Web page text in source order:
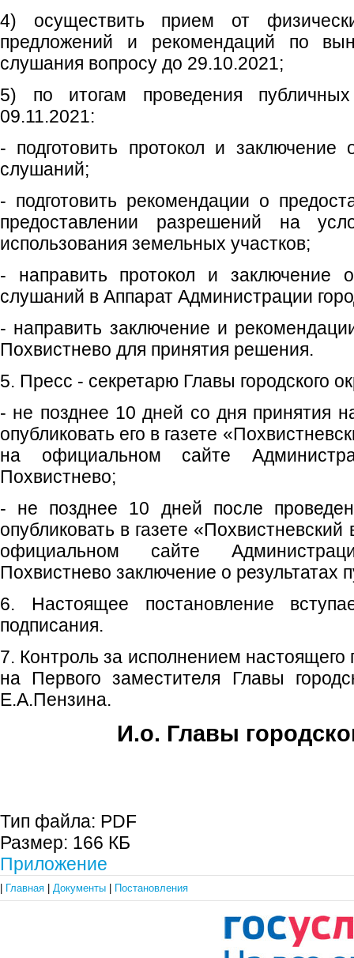
4) осуществить прием от
предложений и рекомендаций по
слушания вопросу до 29.10.2021;
5) по итогам проведения
09.11.2021:
- подготовить протокол и заключение
слушаний;
- подготовить рекомендации о
предоставлении разрешений на
использования земельных участков;
- направить протокол и заключение
слушаний в Аппарат Администрации
- направить заключение и
Похвистнево для принятия решения.
5. Пресс - секретарю Главы городского
- не позднее 10 дней со дня принятия
опубликовать его в газете
на официальном сайте
Похвистнево;
- не позднее 10 дней после
опубликовать в газете
официальном сайте
Похвистнево заключение о результатах
6. Настоящее постановление
подписания.
7. Контроль за исполнением настоящего
на Первого заместителя Главы
Е.А.Пензина.
И.о. Главы
Тип файла: PDF
Размер: 166 КБ
Приложение
Главная Документы Постановления